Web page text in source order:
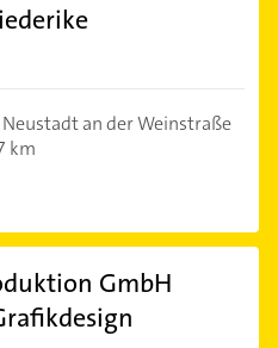
an der Weinstraße
km
GmbH